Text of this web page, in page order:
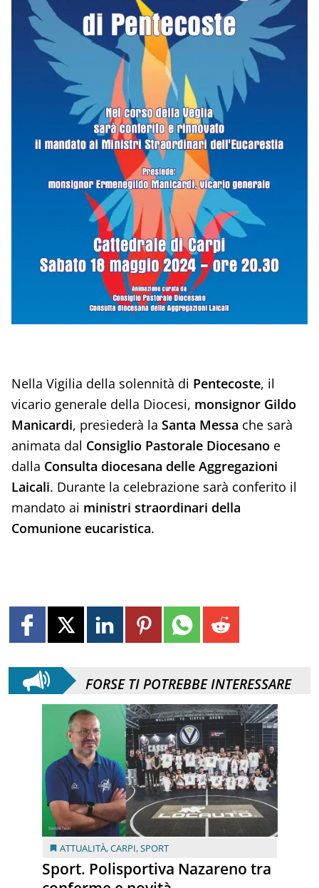
Nella Vigilia della solennità di Pentecoste, il
vicario generale della Diocesi, monsignor Gildo
Manicardi, presiederà la Santa Messa che sarà
animata dal Consiglio Pastorale Diocesano e
dalla Consulta diocesana delle Aggregazioni
Laicali. Durante la celebrazione sarà conferito il
mandato ai ministri straordinari della
Comunione eucaristica.
FORSE TI POTREBBE INTERESSARE
ATTUALITÀ,CARPI,SPORT
Sport. Polisportiva Nazareno tra